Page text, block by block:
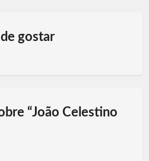
gostar
“João Celestino